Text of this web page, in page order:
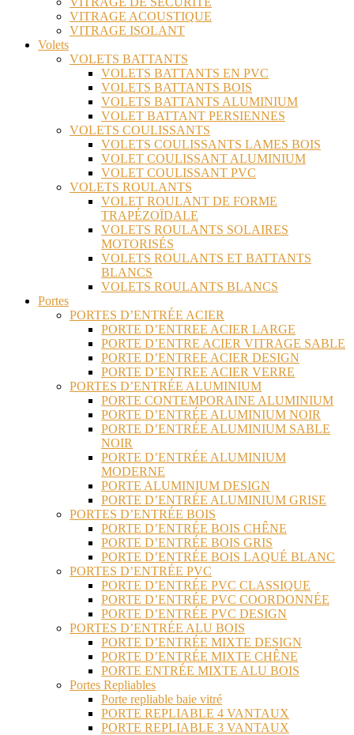
VITRAGE ACOUSTIQUE
VITRAGE ISOLANT
Volets
VOLETS BATTANTS
VOLETS BATTANTS EN PVC
VOLETS BATTANTS BOIS
VOLETS BATTANTS ALUMINIUM
VOLET BATTANT PERSIENNES
VOLETS COULISSANTS
VOLETS COULISSANTS LAMES BOIS
VOLET COULISSANT ALUMINIUM
VOLET COULISSANT PVC
VOLETS ROULANTS
VOLET ROULANT DE FORME
TRAPÉZOÏDALE
VOLETS ROULANTS SOLAIRES
MOTORISÉS
VOLETS ROULANTS ET BATTANTS
BLANCS
VOLETS ROULANTS BLANCS
Portes
PORTES D’ENTRÉE ACIER
PORTE D’ENTREE ACIER LARGE
PORTE D’ENTRE ACIER VITRAGE SABLE
PORTE D’ENTREE ACIER DESIGN
PORTE D’ENTREE ACIER VERRE
PORTES D’ENTRÉE ALUMINIUM
PORTE CONTEMPORAINE ALUMINIUM
PORTE D’ENTRÉE ALUMINIUM NOIR
PORTE D’ENTRÉE ALUMINIUM SABLE
NOIR
PORTE D’ENTRÉE ALUMINIUM
MODERNE
PORTE ALUMINIUM DESIGN
PORTE D’ENTRÉE ALUMINIUM GRISE
PORTES D’ENTRÉE BOIS
PORTE D’ENTRÉE BOIS CHÊNE
PORTE D’ENTRÉE BOIS GRIS
PORTE D’ENTRÉE BOIS LAQUÉ BLANC
PORTES D’ENTRÉE PVC
PORTE D’ENTRÉE PVC CLASSIQUE
PORTE D’ENTRÉE PVC COORDONNÉE
PORTE D’ENTRÉE PVC DESIGN
PORTES D’ENTRÉE ALU BOIS
PORTE D’ENTRÉE MIXTE DESIGN
PORTE D’ENTRÉE MIXTE CHÊNE
PORTE ENTRÉE MIXTE ALU BOIS
Portes Repliables
Porte repliable baie vitré
PORTE REPLIABLE 4 VANTAUX
PORTE REPLIABLE 3 VANTAUX